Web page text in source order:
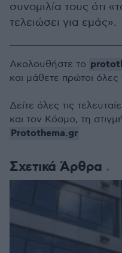
συνομιλία τους ότι
τελειώσει για εμάς».
Σχετικά Άρθρα
Ακολουθήστε το
και μάθετε πρώτοι όλες
Δείτε όλες τις
και τον Κόσμο, τη
Protothema.gr